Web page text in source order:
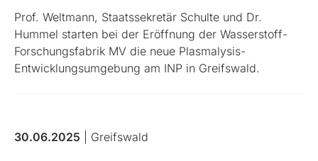
Prof. Weltmann, Staatssekretär Schulte und Dr.
Hummel starten bei der Eröffnung der Wasserstoff-
Forschungsfabrik MV die neue Plasmalysis-
Entwicklungsumgebung am INP in Greifswald.
30.06.2025 | Greifswald